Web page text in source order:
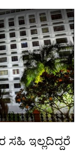
ಸಹಿ ಇಲ್ಲದಿದ್ದರೆ